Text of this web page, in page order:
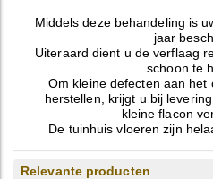
Middels deze behandeling is
jaar
Uiteraard dient u de verflaag
schoon te
Om kleine defecten aan het
herstellen, krijgt u bij
kleine flacon
De tuinhuis vloeren zijn
Relevante producten